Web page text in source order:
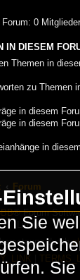
0
IN DIESEM
Themen in
zu Themen
in diesem
in diesem
in
Forum
® Forum
Limited
durch
Sie